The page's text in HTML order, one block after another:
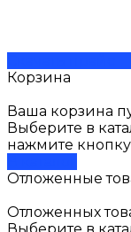
Корзина
Ваша корзина
Выберите в
нажмите
Отложенные
Отложенных